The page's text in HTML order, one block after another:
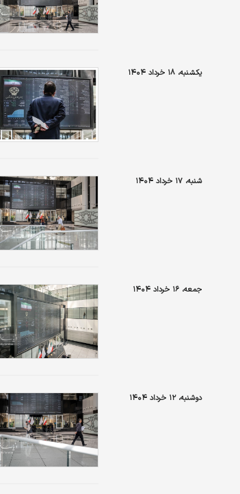
یکشنبه، ۱۸ خرداد ۱۴۰۴
شنبه، ۱۷ خرداد ۱۴۰۴
جمعه، ۱۶ خرداد ۱۴۰۴
دوشنبه، ۱۲ خرداد ۱۴۰۴